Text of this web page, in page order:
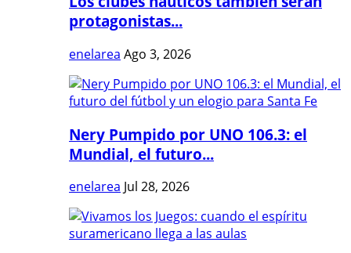
protagonistas...
enelarea Ago 3, 2026
Nery Pumpido por UNO 106.3: el
Mundial, el futuro...
enelarea Jul 28, 2026